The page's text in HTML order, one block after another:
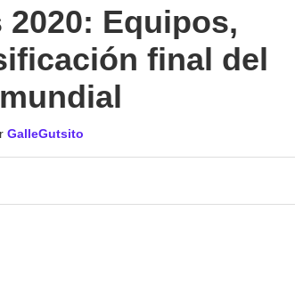
Equipos,
final del
GalleGutsito